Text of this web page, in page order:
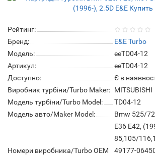
Рейтинг:
Бренд:
E&E Turbo
Модель:
eeTD04-12
Артикул:
eeTD04-12
Доступно:
Є в
Виробник турбіни/Turbo Maker: MITSUBISHI
Модель турбіни/Turbo Model:
TD04-12
Модель авто/Maker Model:
Bmw 525/
E36 E42,
85,105/
Номери виробника/Turbo OEM
49177-